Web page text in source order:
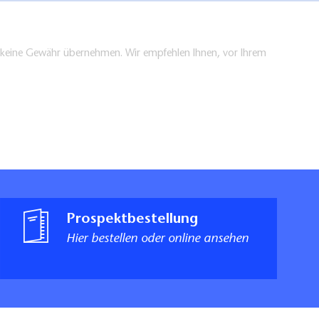
Gewähr übernehmen. Wir empfehlen Ihnen, vor Ihrem
Prospektbestellung
Hier bestellen oder online ansehen